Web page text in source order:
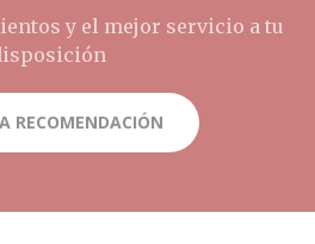
y el mejor servicio a tu
RECOMENDACIÓN